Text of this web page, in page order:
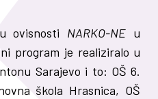
ovisnosti NARKO-NE u
program je realiziralo u
Sarajevo i to: OŠ 6.
škola Hrasnica, OŠ